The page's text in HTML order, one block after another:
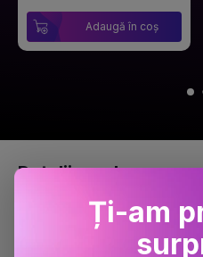
Adaugă în coș
Detalii produs
Ți-am